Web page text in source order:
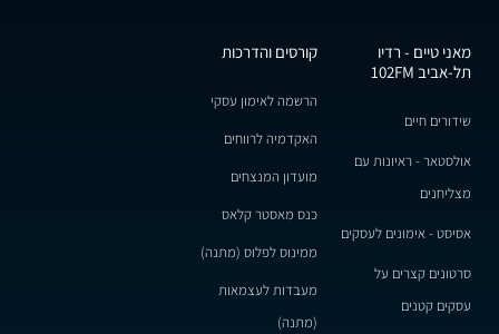
מאני טיים - רדיו
תל-אביב 102FM
שידורים חיים
אולסטאר - ראיונות עם
מצליחנים
אסיסט - אימונים לעסקים
סרטונים קצרים על
עסקים קטנים
קורסים והדרכות
הרשמה לאימון עסקי
האקדמיה לרווחים
מועדון המנצחים
כנס מאסטר קלאס
ממינוס לפלוס (מתנה)
מעבדות לעצמאות
(מתנה)